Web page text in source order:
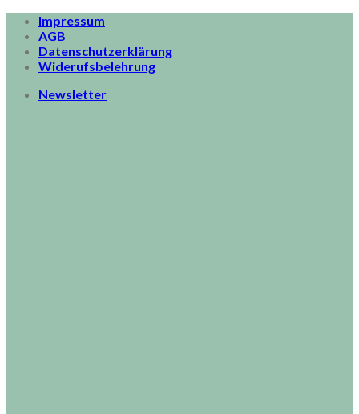
Skip
content
Impressum
AGB
Datenschutzerklärung
Widerufsbelehrung
Newsletter